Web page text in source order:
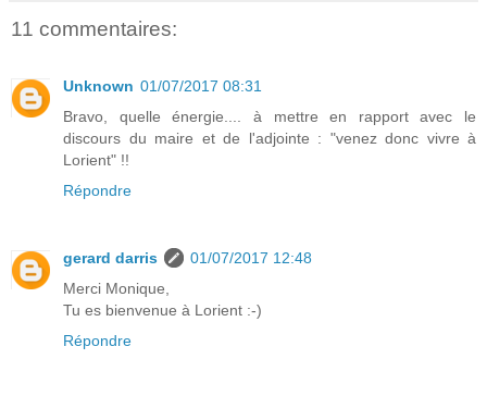
11 commentaires:
Unknown 01/07/2017 08:31
Bravo, quelle énergie.... à mettre en rapport avec le
discours du maire et de l'adjointe : "venez donc vivre à
Lorient" !!
Répondre
gerard darris
01/07/2017 12:48
Merci Monique,
Tu es bienvenue à Lorient :-)
Répondre